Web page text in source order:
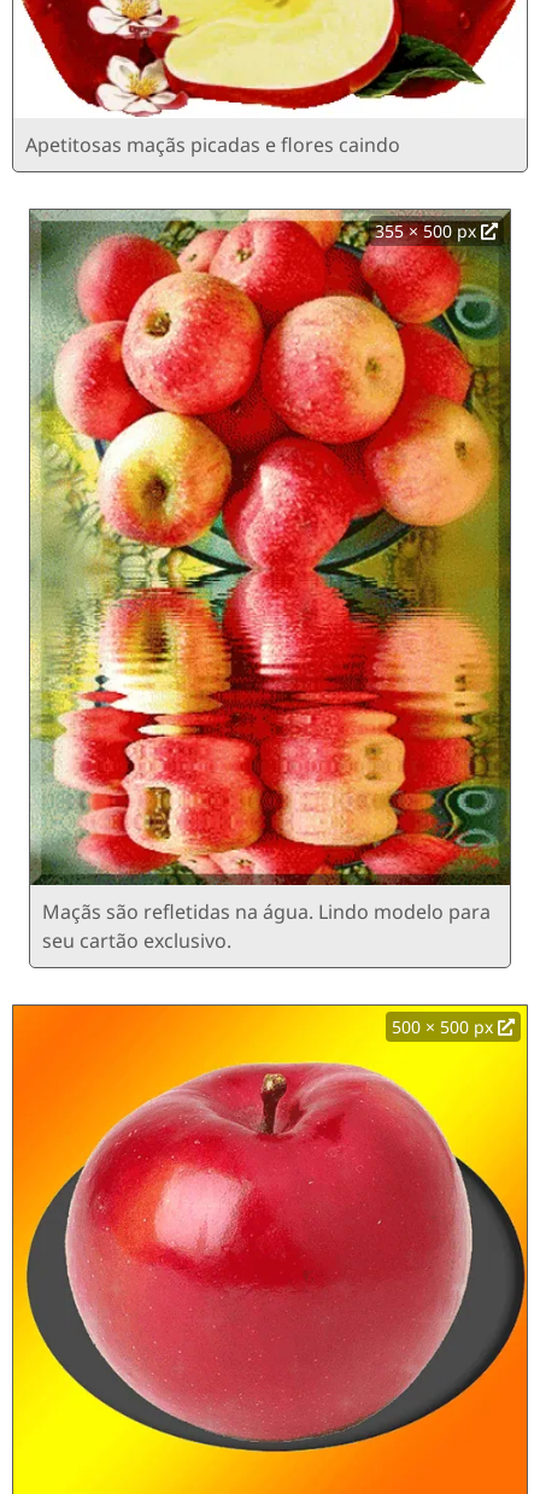
Apetitosas maçãs picadas e flores caindo
355 × 500 px
Maçãs são refletidas na água. Lindo modelo para
seu cartão exclusivo.
500 × 500 px